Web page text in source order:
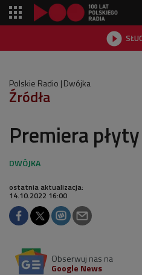

Polskie Radio Dwójka
Źródła
Premiera płyty
ostatnia aktualizacja:
14.10.2022 16:00
Obserwuj nas na
Google News